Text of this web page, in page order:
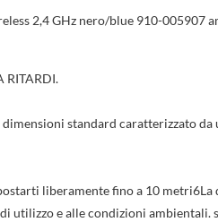
2,4 GHz nero/blue 910-005907
RITARDI.
standard caratterizzato
liberamente fino a 10 metri6La
utilizzo e alle condizioni